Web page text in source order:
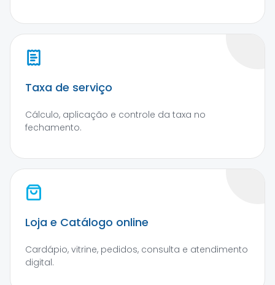
Taxa de serviço
Cálculo, aplicação e controle da taxa no
fechamento.
Loja e Catálogo online
Cardápio, vitrine, pedidos, consulta e atendimento
digital.